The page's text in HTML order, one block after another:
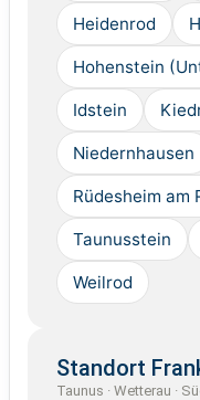
Heidenrod
Hohenstein
Idstein
Niedernhausen
Rüdesheim am
Taunusstein
Weilrod
Standort
Taunus · Wetterau ·